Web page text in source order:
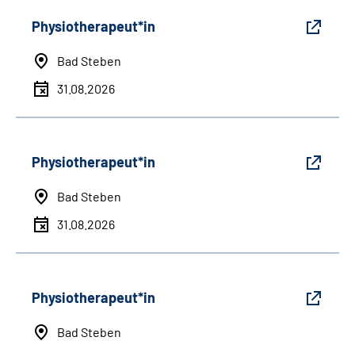
Physiotherapeut*in
Bad Steben
31.08.2026
Physiotherapeut*in
Bad Steben
31.08.2026
Physiotherapeut*in
Bad Steben